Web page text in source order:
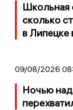
Школьная
сколько
в Липецке
09/08/2026
Ночью